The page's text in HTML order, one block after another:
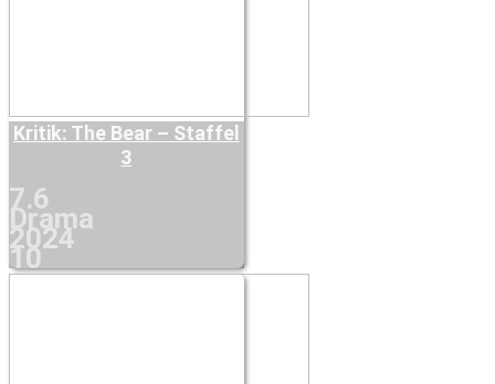
Kritik: The Bear – Staffel
3
7.6
Drama
2024
10